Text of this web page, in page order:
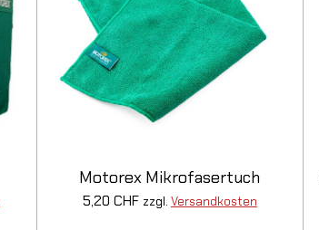
Motorex Mikrofasertuch
5,20 CHF zzgl. Versandkosten